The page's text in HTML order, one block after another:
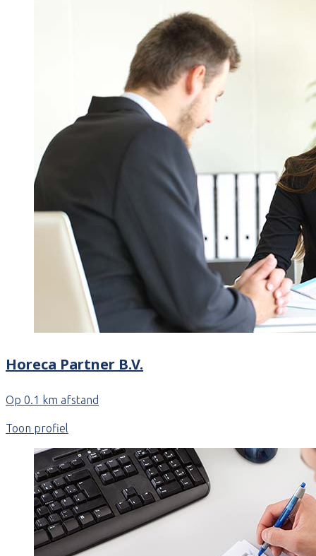
Horeca Partner B.V.
Op 0.1 km afstand
Toon profiel